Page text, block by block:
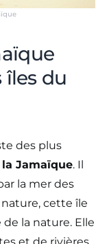
îles du
des plus
la Jamaïque. Il
la mer des
nature, cette île
la nature. Elle